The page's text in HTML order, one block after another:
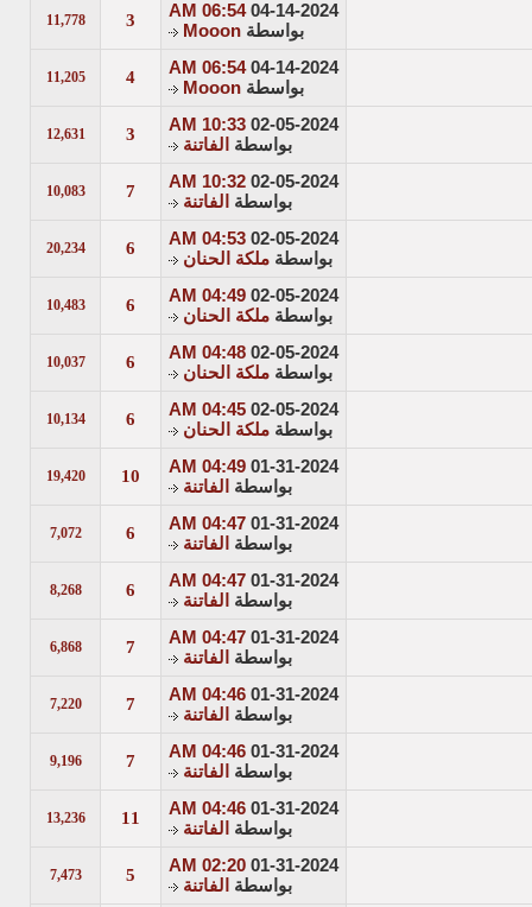
04-14-2024
06:54 AM
بواسطة Mooon
3
11,778
04-14-2024
06:54 AM
بواسطة Mooon
4
11,205
02-05-2024
10:33 AM
بواسطة
الفاتنة
3
12,631
02-05-2024
10:32 AM
بواسطة
الفاتنة
7
10,083
02-05-2024
04:53 AM
بواسطة ملكة الحنان
6
20,234
02-05-2024
04:49 AM
بواسطة ملكة الحنان
6
10,483
02-05-2024
04:48 AM
بواسطة ملكة الحنان
6
10,037
02-05-2024
04:45 AM
بواسطة ملكة الحنان
6
10,134
01-31-2024
04:49 AM
بواسطة
الفاتنة
10
19,420
01-31-2024
04:47 AM
بواسطة
الفاتنة
6
7,072
01-31-2024
04:47 AM
بواسطة
الفاتنة
6
8,268
01-31-2024
04:47 AM
بواسطة
الفاتنة
7
6,868
01-31-2024
04:46 AM
بواسطة
الفاتنة
7
7,220
01-31-2024
04:46 AM
بواسطة
الفاتنة
7
9,196
01-31-2024
04:46 AM
بواسطة
الفاتنة
11
13,236
01-31-2024
02:20 AM
بواسطة
الفاتنة
5
7,473